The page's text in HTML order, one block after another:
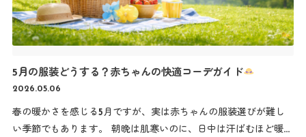
傷つけにくい やわらかいシリコンなので、哺乳瓶や乳首にもやさ
しく使えます。 ☑くるくる回って洗いやすい ハンドルが回転す
るので、力を入れなくても底までしっかり洗いやすい設計。 忙し
おしゃれなのも人気！ ベビーグッズってカラフルなものが多いで
すが、MOYUUMはナチュラルなニュアンスカラー。 キッチンに
置いても生活感が出にくく、おしゃれに馴染みます。 「育児グッ
ズもかわいいものを使いたい！」そんなママ・パパたちからも人
5月の服装どうする？赤ちゃんの快適コーデガイド
2026.05.06
春の暖かさを感じる5月ですが、実は赤ちゃんの服装選びが難し
い季節でもあります。 朝晩は肌寒いのに、日中は汗ばむほど暖か